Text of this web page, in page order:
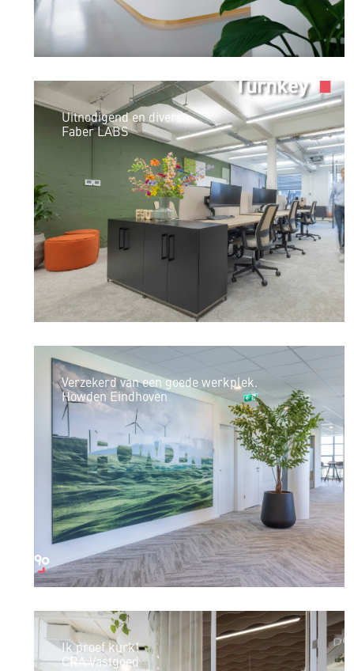
Uitnodigend en divers
Faber LABS
Verzekerd van een goede werkplek.
Howden Eindhoven
Ik proef kurk!
CRA Vastgoed